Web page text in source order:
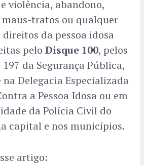
violência, abandono,
tratos ou qualquer
da pessoa idosa
pelo Disque 100, pelos
197 da Segurança Pública,
Delegacia Especializada
a Pessoa Idosa ou em
da Polícia Civil do
capital e nos municípios.
artigo: